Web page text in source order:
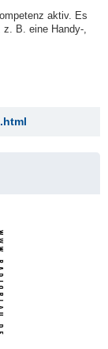
aktiv. Es
B. eine Handy-,